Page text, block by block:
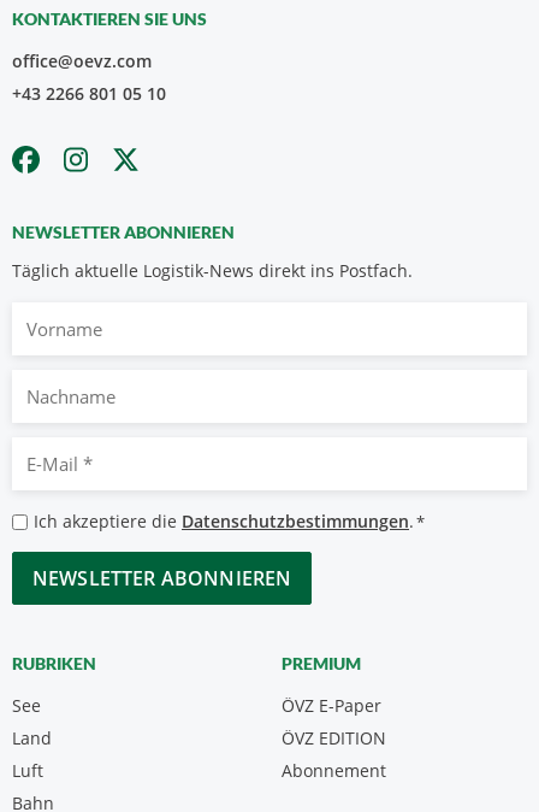
KONTAKTIEREN SIE UNS
office@oevz.com
+43 2266 801 05 10
NEWSLETTER ABONNIEREN
Täglich aktuelle Logistik-News direkt ins Postfach.
Nachname
Mail
*
Datenschutzbestimmungen
*
Ich akzeptiere die Datenschutzbestimmungen.*
CAPTCHA
RUBRIKEN
See
Land
Luft
Bahn
PREMIUM
ÖVZ E-Paper
Abonnement
ÖVZ EDITION